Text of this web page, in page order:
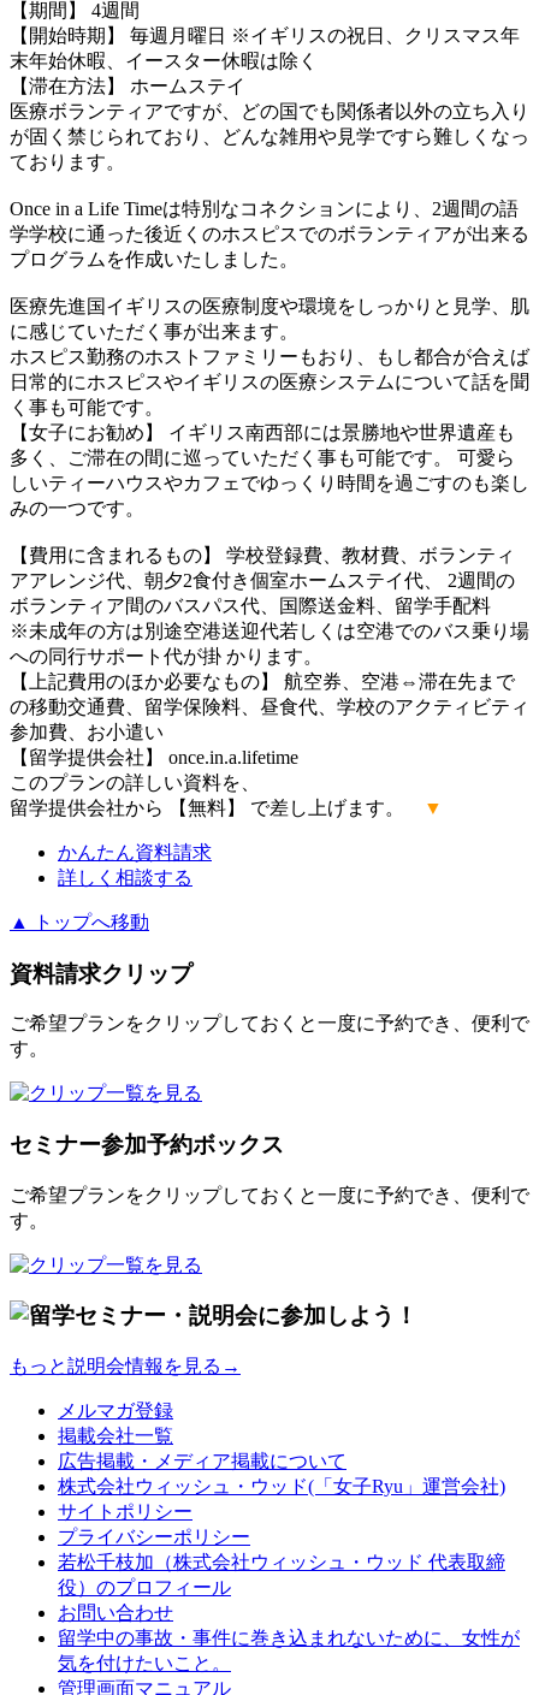
【期間】 4週間
【開始時期】 毎週月曜日 ※イギリスの祝日、クリスマス年
末年始休暇、イースター休暇は除く
【滞在方法】 ホームステイ
医療ボランティアですが、どの国でも関係者以外の立ち入り
が固く禁じられており、どんな雑用や見学ですら難しくなっ
ております。
Once in a Life Timeは特別なコネクションにより、2週間の語
学学校に通った後近くのホスピスでのボランティアが出来る
プログラムを作成いたしました。
医療先進国イギリスの医療制度や環境をしっかりと見学、肌
に感じていただく事が出来ます。
ホスピス勤務のホストファミリーもおり、もし都合が合えば
日常的にホスピスやイギリスの医療システムについて話を聞
く事も可能です。
【女子にお勧め】 イギリス南西部には景勝地や世界遺産も
多く、ご滞在の間に巡っていただく事も可能です。 可愛ら
しいティーハウスやカフェでゆっくり時間を過ごすのも楽し
みの一つです。
【費用に含まれるもの】 学校登録費、教材費、ボランティ
アアレンジ代、朝夕2食付き個室ホームステイ代、 2週間の
ボランティア間のバスパス代、国際送金料、留学手配料
※未成年の方は別途空港送迎代若しくは空港でのバス乗り場
への同行サポート代が掛 かります。
【上記費用のほか必要なもの】 航空券、空港⇔滞在先まで
の移動交通費、留学保険料、昼食代、学校のアクティビティ
参加費、お小遣い
【留学提供会社】 once.in.a.lifetime
このプランの詳しい資料を、
留学提供会社から 【無料】 で差し上げます。
▼
かんたん資料請求
詳しく 相談する
▲ トップへ移動
資料請求クリップ
ご希望プランをクリップしておくと一度に予約でき、便利で
す。
セミナー参加予約ボックス
ご希望プランをクリップしておくと一度に予約でき、便利で
す。
もっと説明会情報を見る→
メルマガ登録
掲載会社一覧
広告掲載・メディア掲載について
株式会社ウィッシュ・ウッド(「女子Ryu」運営会社)
サイトポリシー
プライバシーポリシー
若松千枝加（株式会社ウィッシュ・ウッド 代表取締
役）のプロフィール
お問い合わせ
留学中の事故・事件に巻き込まれないために、女性が
気を付けたいこと。
管理画面マニュアル